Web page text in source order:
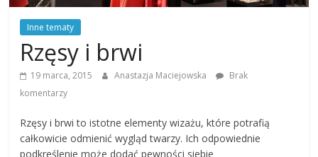
Inne tematy
Rzęsy i brwi
19 marca, 2015 Anastazja Maciejowska
Brak
komentarzy
Rzęsy i brwi to istotne elementy wizażu, które potrafią
całkowicie odmienić wygląd twarzy. Ich odpowiednie
podkreślenie może dodać pewności siebie